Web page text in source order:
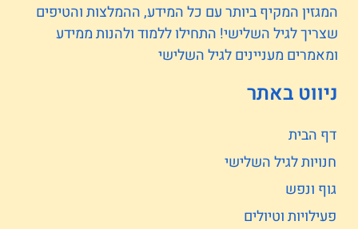
המגזין המקיף ביותר עם כל המידע, ההמלצות והטיפים
שצריך לגיל השלישי! התחילו ללמוד ולהנות ממידע
ומאמרים מעניינים לגיל השלישי
ניווט באתר
דף הבית
חנויות לגיל השלישי
גוף ונפש
פעילויות וטיולים